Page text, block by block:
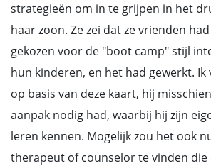
strategieën om in te grijpen in het
haar zoon. Ze zei dat ze vrienden
gekozen voor de "boot camp" stijl
hun kinderen, en het had gewerkt.
op basis van deze kaart, hij
aanpak nodig had, waarbij hij zijn
leren kennen. Mogelijk zou het ook
therapeut of counselor te vinden die